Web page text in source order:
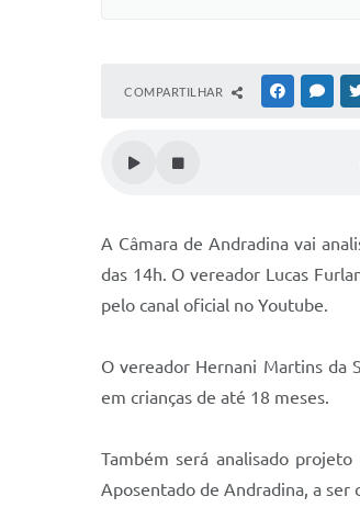
COMPARTILHAR FACEBOOK
A Câmara de Andradina vai
das 14h. O vereador Lucas
pelo canal oficial no Youtube.
O vereador Hernani Martins da
em crianças de até 18 meses.
Também será analisado
Aposentado de Andradina, a